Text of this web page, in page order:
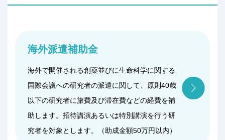
海外派遣補助金
海外で開催される創薬並びに生命科学に関する
国際会議への研究者の派遣に関して、原則40歳
以下の研究者に旅費及び滞在費などの経費を補
助します。招待講演あるいは特別講演を行う研
究者を対象とします。（助成金額50万円以内）